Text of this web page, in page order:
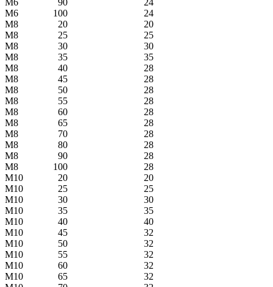
М6
100
24
М8
20
20
М8
25
25
М8
30
30
М8
35
35
М8
40
28
М8
45
28
М8
50
28
М8
55
28
М8
60
28
М8
65
28
М8
70
28
М8
80
28
М8
90
28
М8
100
28
М10
20
20
М10
25
25
М10
30
30
М10
35
35
М10
40
40
М10
45
32
М10
50
32
М10
55
32
М10
60
32
М10
65
32